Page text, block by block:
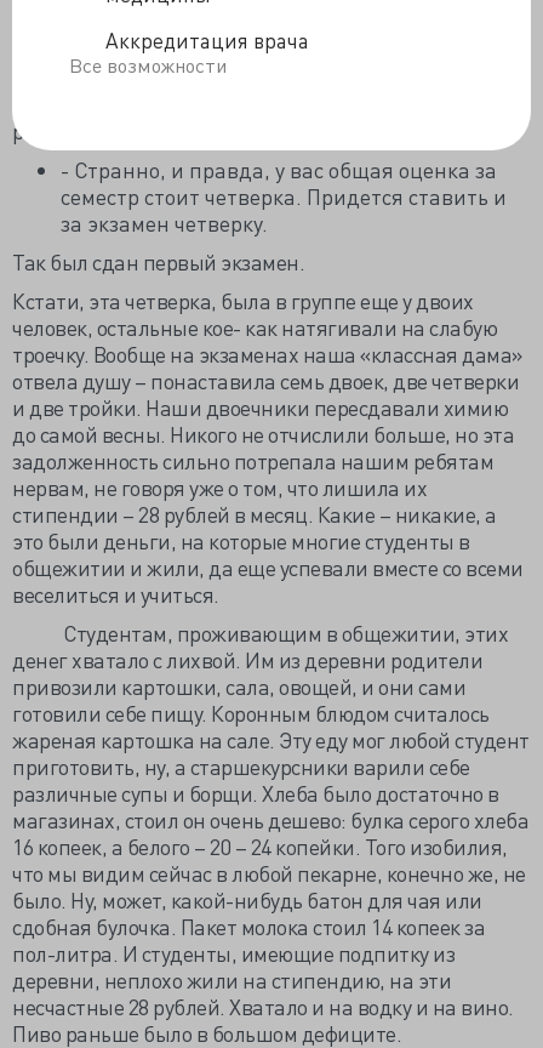
Аккредитация врача
Все возможности
что я права.
Через несколько минут лаборант принес журнал, наш
преподаватель, открыла нужную страницу, что-то
раздражением сказала:
- Странно, и правда, у вас общая оценка за
семестр стоит четверка. Придется ставить и
за экзамен четверку.
Так был сдан первый экзамен.
Кстати, эта четверка, была в группе еще у двоих
человек, остальные кое- как натягивали на слабую
троечку. Вообще на экзаменах наша «классная дама»
отвела душу – понаставила семь двоек, две четверки
и две тройки. Наши двоечники пересдавали химию
до самой весны. Никого не отчислили больше, но эта
задолженность сильно потрепала нашим ребятам
нервам, не говоря уже о том, что лишила их
стипендии – 28 рублей в месяц. Какие – никакие, а
это были деньги, на которые многие студенты в
общежитии и жили, да еще успевали вместе со всеми
веселиться и учиться.
Студентам, проживающим в общежитии, этих
денег хватало с лихвой. Им из деревни родители
привозили картошки, сала, овощей, и они сами
готовили себе пищу. Коронным блюдом считалось
жареная картошка на сале. Эту еду мог любой студент
приготовить, ну, а старшекурсники варили себе
различные супы и борщи. Хлеба было достаточно в
магазинах, стоил он очень дешево: булка серого хлеба
16 копеек, а белого – 20 – 24 копейки. Того изобилия,
что мы видим сейчас в любой пекарне, конечно же, не
было. Ну, может, какой-нибудь батон для чая или
сдобная булочка. Пакет молока стоил 14 копеек за
пол-литра. И студенты, имеющие подпитку из
деревни, неплохо жили на стипендию, на эти
несчастные 28 рублей. Хватало и на водку и на вино.
Пиво раньше было в большом дефиците.